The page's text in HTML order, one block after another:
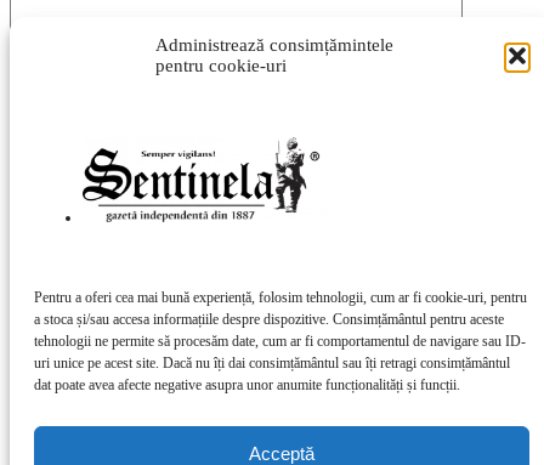
Administrează consimțămintele
pentru cookie-uri
Pentru a oferi cea mai bună experiență, folosim tehnologii, cum ar fi cookie-uri, pentru
a stoca și/sau accesa informațiile despre dispozitive. Consimțământul pentru aceste
tehnologii ne permite să procesăm date, cum ar fi comportamentul de navigare sau ID-
uri unice pe acest site. Dacă nu îți dai consimțământul sau îți retragi consimțământul
dat poate avea afecte negative asupra unor anumite funcționalități și funcții.
Acceptă
Vă rugăm să introduceți comentariul dvs.!
Ați introdus o adresă de e-mail incorectă!
Vă rugăm să introduceți adresa dvs. de e-mail aici
Acest site folosește Akismet pentru a reduce spamul.Află cum sunt
procesate datele comentariilor tale.